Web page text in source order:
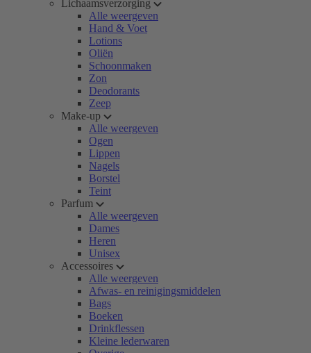
Lichaamsverzorging
Alle weergeven
Hand & Voet
Lotions
Oliën
Schoonmaken
Zon
Deodorants
Zeep
Make-up
Alle weergeven
Ogen
Lippen
Nagels
Borstel
Teint
Parfum
Alle weergeven
Dames
Heren
Unisex
Accessoires
Alle weergeven
Afwas- en reinigingsmiddelen
Bags
Boeken
Drinkflessen
Kleine lederwaren